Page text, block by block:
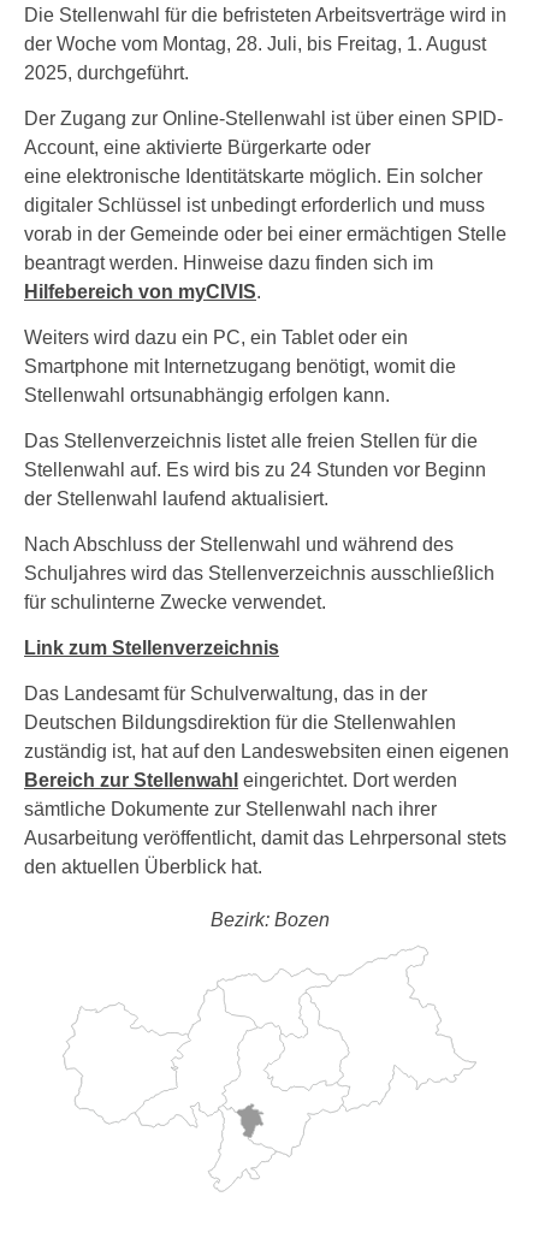
Die Stellenwahl für die befristeten Arbeitsverträge wird in
der Woche vom Montag, 28. Juli, bis Freitag, 1. August
2025, durchgeführt.
Der Zugang zur Online-Stellenwahl ist über einen SPID-
Account, eine aktivierte Bürgerkarte oder
eine elektronische Identitätskarte möglich. Ein solcher
digitaler Schlüssel ist unbedingt erforderlich und muss
vorab in der Gemeinde oder bei einer ermächtigen Stelle
beantragt werden. Hinweise dazu finden sich im
Hilfebereich von myCIVIS.
Weiters wird dazu ein PC, ein Tablet oder ein
Smartphone mit Internetzugang benötigt, womit die
Stellenwahl ortsunabhängig erfolgen kann.
Das Stellenverzeichnis listet alle freien Stellen für die
Stellenwahl auf. Es wird bis zu 24 Stunden vor Beginn
der Stellenwahl laufend aktualisiert.
Nach Abschluss der Stellenwahl und während des
Schuljahres wird das Stellenverzeichnis ausschließlich
für schulinterne Zwecke verwendet.
Link zum Stellenverzeichnis
Das Landesamt für Schulverwaltung, das in der
Deutschen Bildungsdirektion für die Stellenwahlen
zuständig ist, hat auf den Landeswebsiten einen eigenen
Bereich zur Stellenwahl eingerichtet. Dort werden
sämtliche Dokumente zur Stellenwahl nach ihrer
Ausarbeitung veröffentlicht, damit das Lehrpersonal stets
den aktuellen Überblick hat.
Bezirk: Bozen